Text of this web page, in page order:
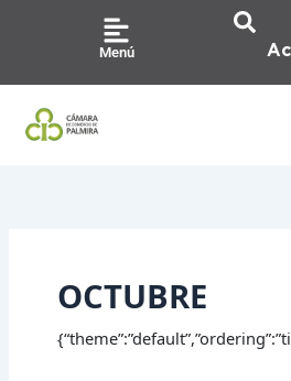
Menú
OCTUBRE